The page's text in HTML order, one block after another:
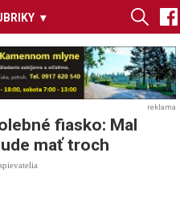
▾
reklama
fiasko: Mal
mať troch